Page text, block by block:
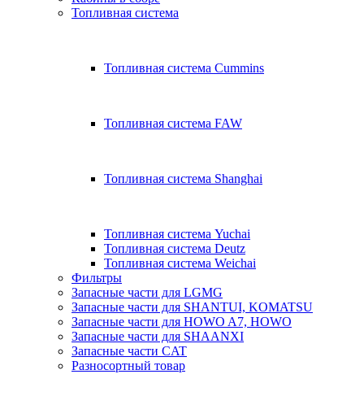
Топливная система
Топливная система Cummins
Топливная система FAW
Топливная система Shanghai
Топливная система Yuchai
Топливная система Deutz
Топливная система Weichai
Фильтры
Запасные части для LGMG
Запасные части для SHANTUI, KOMATSU
Запасные части для HOWO A7, HOWO
Запасные части для SHAANXI
Запасные части CAT
Разносортный товар